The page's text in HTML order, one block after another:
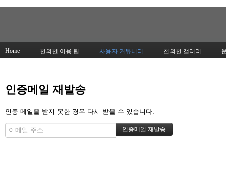
Home 천외천 이용 팁 사용자 커뮤니티 천외천 갤러리
인증메일 재발송
인증 메일을 받지 못한 경우 다시 받을 수 있습니다.